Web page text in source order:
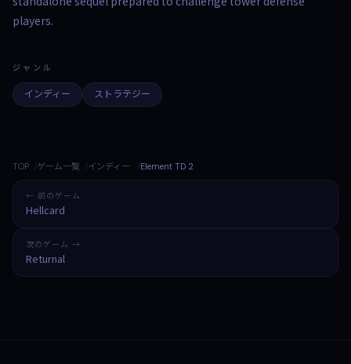
players.
ジャンル
インディー ストラテジー
TOP ゲーム一覧 インディー Element TD 2
← 前のゲーム
Hellcard
次のゲーム →
Returnal